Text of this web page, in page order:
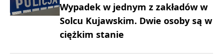
Wypadek w jednym z zakładów w
Solcu Kujawskim. Dwie osoby są w
ciężkim stanie